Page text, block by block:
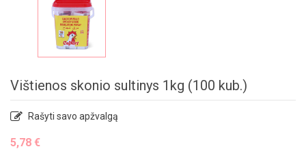
Vištienos skonio sultinys 1kg (100 kub.)
Rašyti savo apžvalgą
5,78 €